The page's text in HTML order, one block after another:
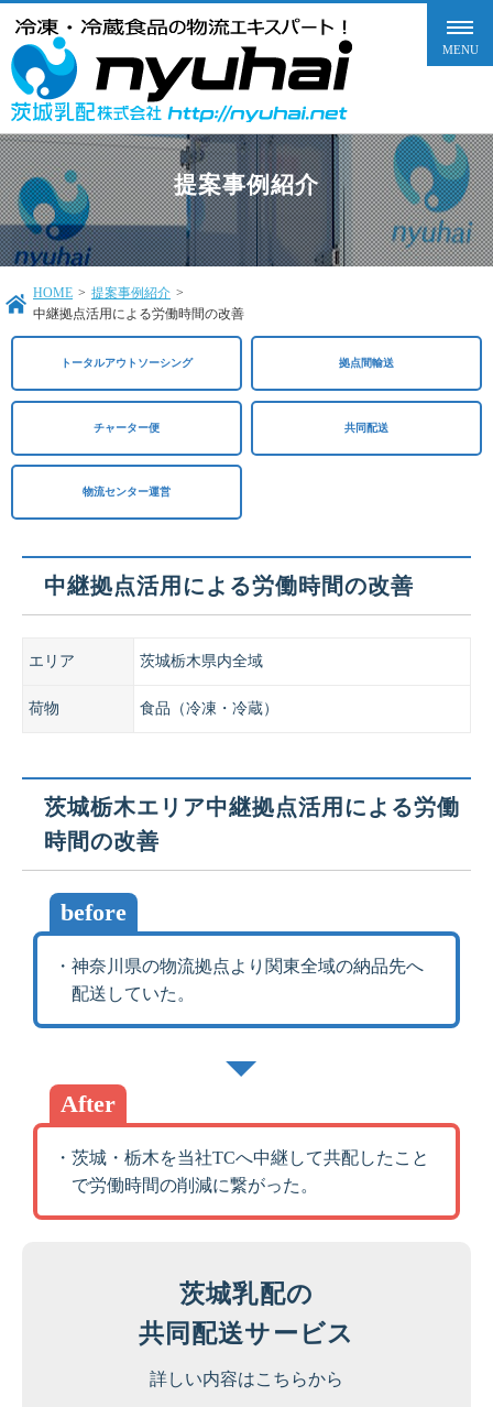
提案事例紹介
HOME > 提案事例紹介 >
中継拠点活用による労働時間の改善
トータルアウトソーシング 拠点間輸送
チャーター便 共同配送​
物流センター運営
中継拠点活用による労働時間の改善
エリア 茨城栃木県内全域
荷物 食品（冷凍・冷蔵）
茨城栃木エリア中継拠点活用による労働
時間の改善
before
・神奈川県の物流拠点より関東全域の納品先へ
配送していた。
After
・茨城・栃木を当社TCへ中継して共配したこと
で労働時間の削減に繋がった。
茨城乳配の
共同配送​サービス
詳しい内容はこちらから